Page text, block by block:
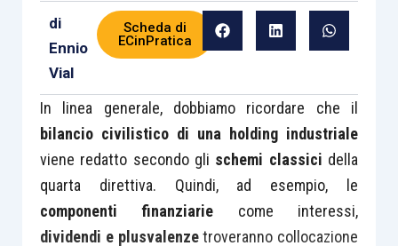
di
Ennio
Vial
Scheda di
ECinPratica
In linea generale, dobbiamo ricordare che il
bilancio civilistico di una holding industriale
viene redatto secondo gli schemi classici della
quarta direttiva. Quindi, ad esempio, le
componenti finanziarie come interessi,
dividendi e plusvalenzetroveranno collocazione